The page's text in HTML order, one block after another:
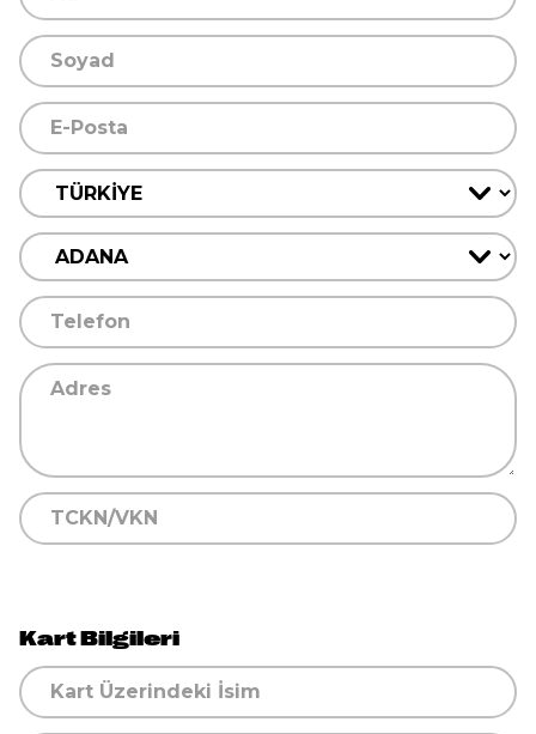
Kart Bilgileri